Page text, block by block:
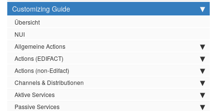
Customizing Guide
Übersicht
NUI
Allgemeine Actions
Actions (EDIFACT)
Actions (non-Edifact)
Channels & Distributionen
Aktive Services
Passive Services